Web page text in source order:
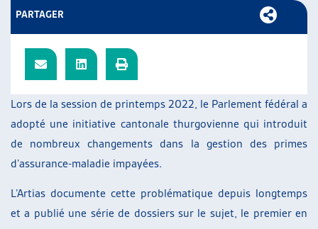
Lors de la session de printemps 2022, le Parlement fédéral a
adopté une initiative cantonale thurgovienne qui introduit
de nombreux changements dans la gestion des primes
d’assurance-maladie impayées.
L’Artias documente cette problématique depuis longtemps
et a publié une série de dossiers sur le sujet, le premier en
PARTAGER